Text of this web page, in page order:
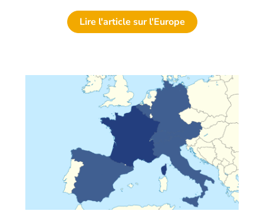
Lire l'article sur l'Europe